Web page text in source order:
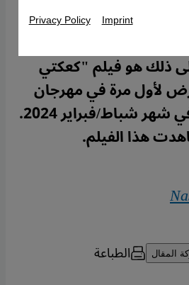
الإيرانية الكاسرة
في داخل إيران
ذلك هو فيلم "كعكتي
لأول مرة في مهرجان
برلين السينمائي في شهر شباط/فبراير 2024.
هذا الفيلم.
المقال الطباعة
Privacy Policy Imprint